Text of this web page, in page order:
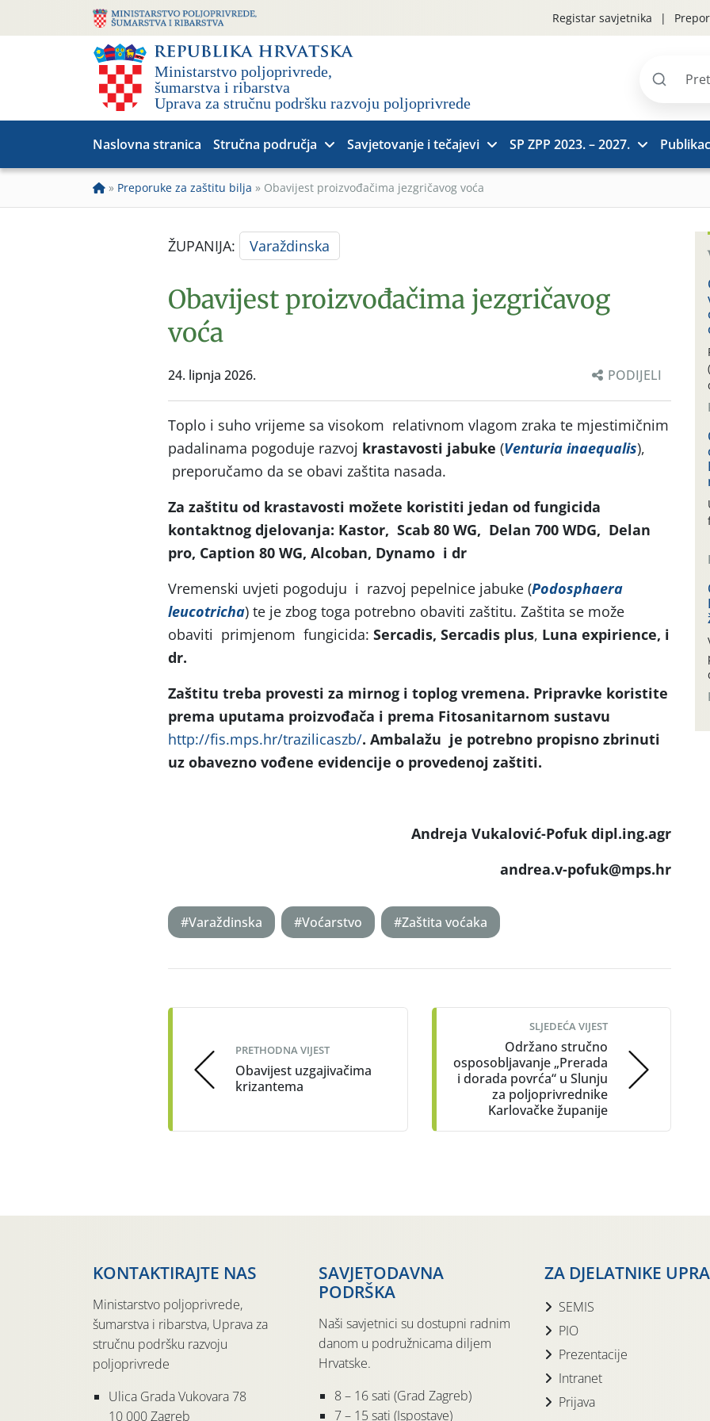
Registar savjetnika
Pretraži
Naslovna stranica Stručna područja Savjetovanje i tečajevi SP ZPP 2023. – 2027.
» Preporuke za zaštitu bilja » Obavijest proizvođačima jezgričavog voća
ŽUPANIJA: Varaždinska
Obavijest proizvođačima jezgričavog
voća
24. lipnja 2026. PODIJELI
Toplo i suho vrijeme sa visokom relativnom vlagom zraka te mjestimičnim
padalinama pogoduje razvoj krastavosti jabuke (Venturia inaequalis),
preporučamo da se obavi zaštita nasada.
Za zaštitu od krastavosti možete koristiti jedan od fungicida
kontaktnog djelovanja: Kastor, Scab 80 WG, Delan 700 WDG, Delan
pro, Caption 80 WG, Alcoban, Dynamo i dr
Vremenski uvjeti pogoduju i razvoj pepelnice jabuke (Podosphaera
leucotricha) te je zbog toga potrebno obaviti zaštitu. Zaštita se može
obaviti primjenom fungicida: Sercadis, Sercadis plus, Luna expirience, i
dr.
Zaštitu treba provesti za mirnog i toplog vremena. Pripravke koristite
prema uputama proizvođača i prema Fitosanitarnom sustavu
http://fis.mps.hr/trazilicaszb/. Ambalažu je potrebno propisno zbrinuti
uz obavezno vođene evidencije o provedenoj zaštiti.
Andreja Vukalović-Pofuk dipl.ing.agr
andrea.v-pofuk@mps.hr
#Varaždinska #Voćarstvo #Zaštita voćaka
navigation
PRETHODNA VIJEST
Obavijest uzgajivačima
krizantema
SLJEDEĆA VIJEST
Održano stručno
osposobljavanje „Prerada
i dorada povrća“ u Slunju
za poljoprivrednike
Karlovačke županije
KONTAKTIRAJTE NAS
Ministarstvo poljoprivrede,
šumarstva i ribarstva, Uprava za
stručnu podršku razvoju
poljoprivrede
Ulica Grada Vukovara 78
10 000 Zagreb
SAVJETODAVNA
PODRŠKA
Naši savjetnici su dostupni radnim
danom u podružnicama diljem
Hrvatske.
8 – 16 sati (Grad Zagreb)
7 – 15 sati (Ispostave)
ZA DJELATNIKE
SEMIS
PIO
Prezentacije
Intranet
Prijava